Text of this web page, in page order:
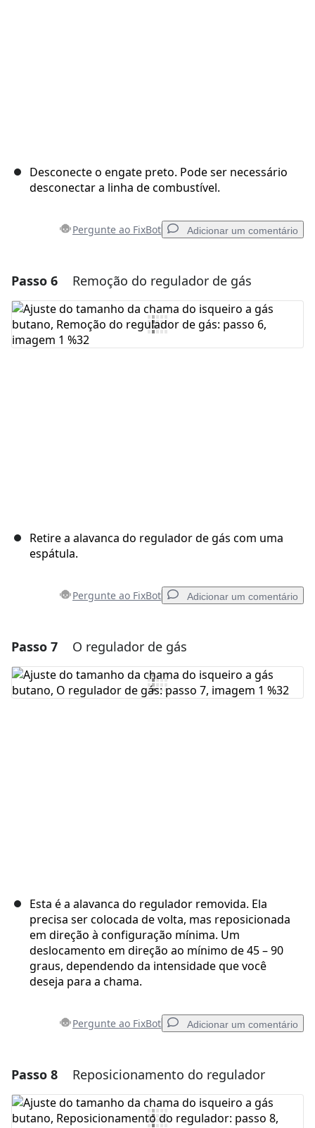
Desconecte o engate preto. Pode ser necessário
desconectar a linha de combustível.
Pergunte ao FixBot Adicionar um comentário
Adicionar um comentário
Comentar
Passo 6 Remoção do regulador de gás
Retire a alavanca do regulador de gás com uma
espátula.
Pergunte ao FixBot Adicionar um comentário
Adicionar um comentário
Comentar
Passo 7 O regulador de gás
Esta é a alavanca do regulador removida. Ela
precisa ser colocada de volta, mas reposicionada
em direção à configuração mínima. Um
deslocamento em direção ao mínimo de 45 – 90
graus, dependendo da intensidade que você
deseja para a chama.
Pergunte ao FixBot Adicionar um comentário
Adicionar um comentário
Comentar
Passo 8 Reposicionamento do regulador